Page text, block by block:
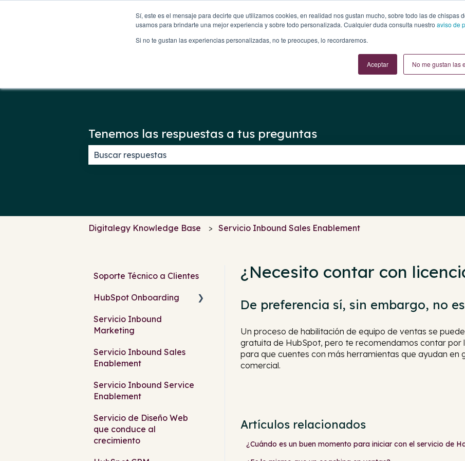
Sí, este es el mensaje para decirte que utilizamos cookies, en realidad nos gustan mucho, sobre todo las de chispas
usamos para brindarte una mejor experiencia y sobre todo personalizada. Cualquier duda consulta nuestro aviso de
Si no te gustan las experiencias personalizadas, no te preocupes, lo recordaremos.
Aceptar No me gustan las
Tenemos las respuestas a tus preguntas
Digitalegy Knowledge Base Servicio Inbound Sales Enablement
¿Necesito contar con
De preferencia sí, sin embargo, no
Un proceso de habilitación de equipo de ventas se
gratuita de HubSpot, pero te recomendamos contar por
para que cuentes con más herramientas que ayudan en
comercial.
Artículos relacionados
¿Cuándo es un buen momento para iniciar con el servicio de
Soporte Técnico a Clientes
HubSpot Onboarding
Configuraciones básicas
HubSpot
Servicio Inbound
Marketing
Servicio Inbound Sales
Enablement
Servicio Inbound Service
Enablement
Servicio de Diseño Web
que conduce al
crecimiento